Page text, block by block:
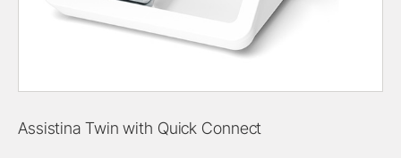
Assistina Twin with Quick Connect